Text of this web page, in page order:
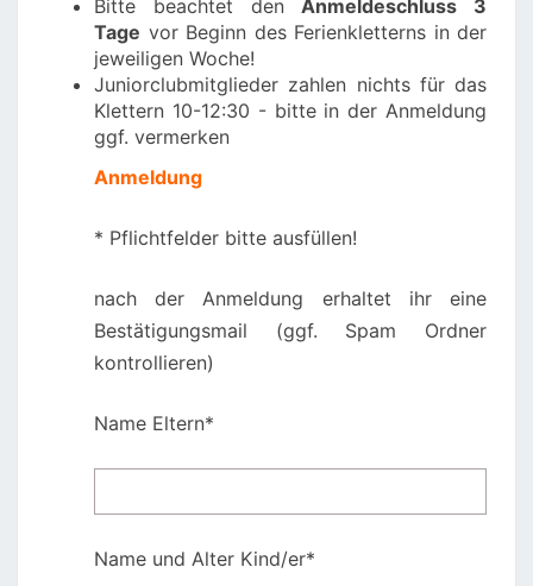
Bitte beachtet denAnmeldeschluss 3
Tage vor Beginn des Ferienkletterns in der
jeweiligen Woche!
Juniorclubmitglieder zahlen nichts für das
Klettern 10-12:30 - bitte in der Anmeldung
ggf. vermerken
Anmeldung
* Pflichtfelder bitte ausfüllen!
nach der Anmeldung erhaltet ihr eine
Bestätigungsmail (ggf. Spam Ordner
kontrollieren)
Name Eltern*
Name und Alter Kind/er*